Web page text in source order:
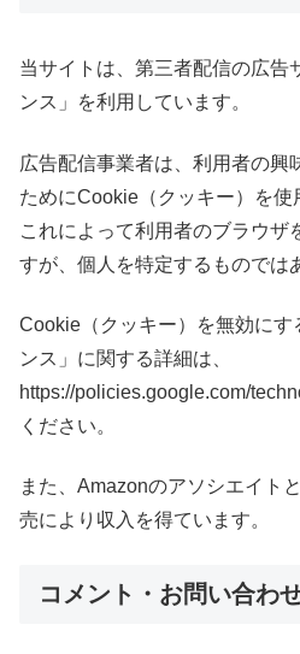
当サイトは、第三者配信の広告
ンス」を利用しています。
広告配信事業者は、利用者の興
ためにCookie（クッキー）を使
これによって利用者のブラウザ
すが、個人を特定するものでは
Cookie（クッキー）を無効にす
ンス」に関する詳細は、
https://policies.google.com/
ください。
また、Amazonのアソシエイト
売により収入を得ています。
コメント・お問い合わ